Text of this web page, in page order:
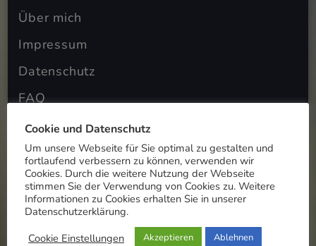
Über mich
Impressum
Datenschutz
FAQ
Cookie-Einstellungen
Für eine Fernwartung bitte auf Button
klicken
Cookie und Datenschutz
Um unsere Webseite für Sie optimal zu gestalten und
fortlaufend verbessern zu können, verwenden wir
Cookies. Durch die weitere Nutzung der Webseite
stimmen Sie der Verwendung von Cookies zu. Weitere
Informationen zu Cookies erhalten Sie in unserer
Datenschutzerklärung.
Cookie Einstellungen
Akzeptieren Ablehnen